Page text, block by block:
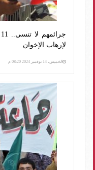
لإرهاب الإخوان
الخميس، 14 نوفمبر 2024 08:20 م